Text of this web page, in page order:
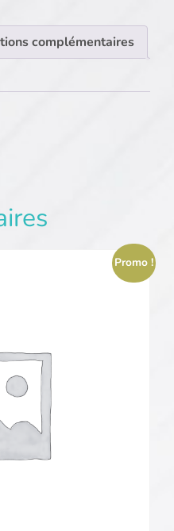
complémentaires
Promo !